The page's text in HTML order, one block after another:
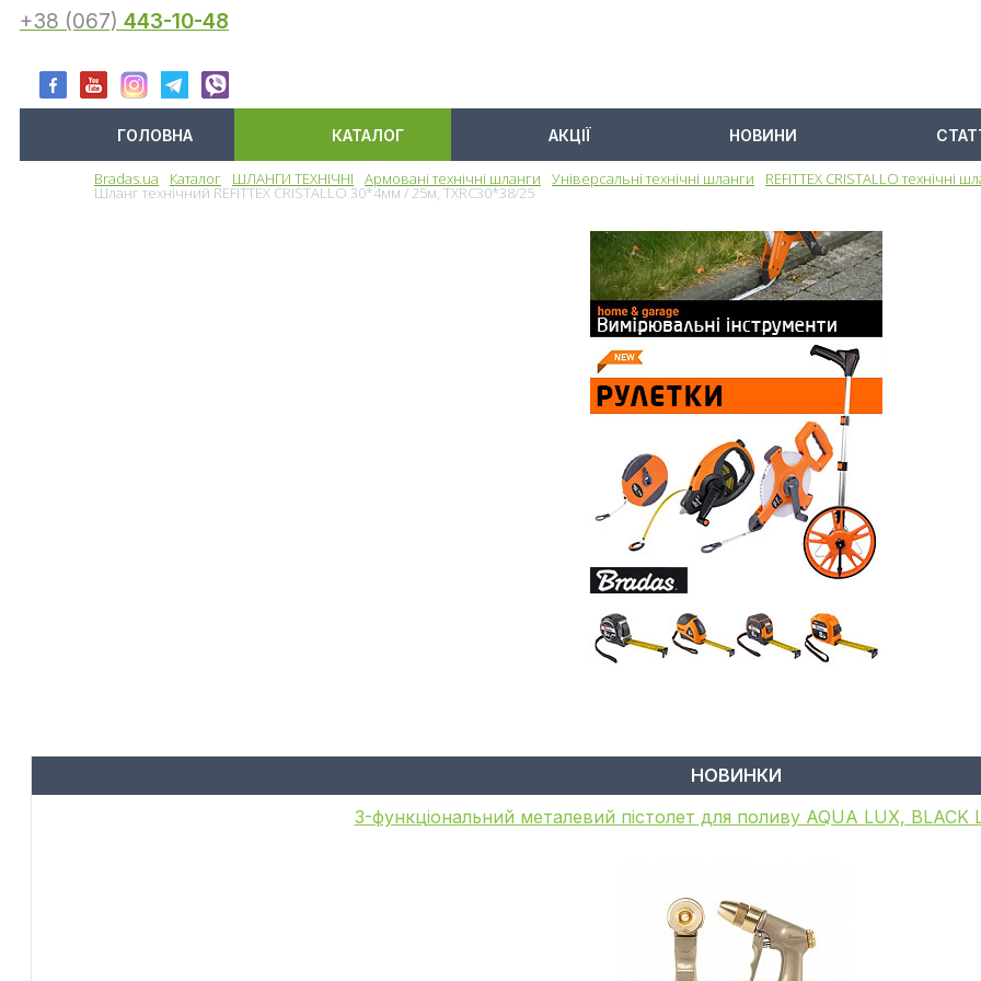
+38 (067) 443-10-48
ГОЛОВНА КАТАЛОГ АКЦІЇ НОВИНИ
Bradas.ua Каталог ШЛАНГИ ТЕХНІЧНІ Армовані технічні шланги Універсальні технічні шланги REFITTEX CRISTALLO технічні
Шланг технічний REFITTEX CRISTALLO 30*4мм / 25м, TXRC30*38/25
НОВИНКИ
6-функціональний пістолет для поливу, металевий, WHITE LINE,